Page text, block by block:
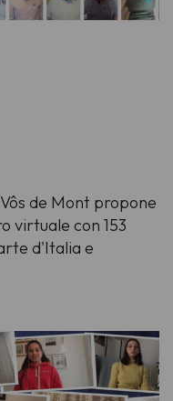
de Mont propone
virtuale con 153
d'Italia e